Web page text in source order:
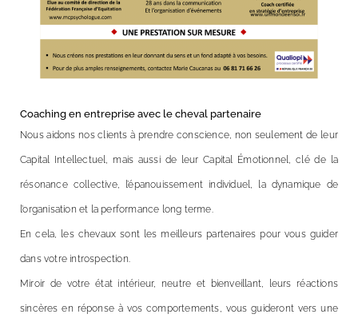
Coaching en entreprise avec le cheval partenaire
Nous aidons nos clients à prendre conscience, non seulement de leur
Capital Intellectuel, mais aussi de leur Capital Émotionnel, clé de la
résonance collective, l’épanouissement individuel, la dynamique de
l’organisation et la performance long terme.
En cela, les chevaux sont les meilleurs partenaires pour vous guider
dans votre introspection.
Miroir de votre état intérieur, neutre et bienveillant, leurs réactions
sincères en réponse à vos comportements, vous guideront vers une